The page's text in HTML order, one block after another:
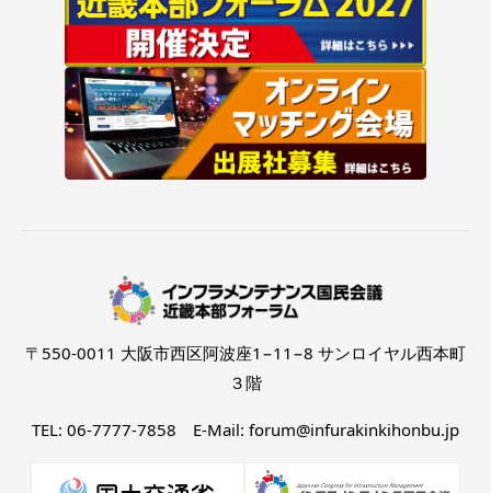
〒550-0011 大阪市西区阿波座1−11−8 サンロイヤル西本町
３階
TEL: 06-7777-7858 E-Mail: forum@infurakinkihonbu.jp